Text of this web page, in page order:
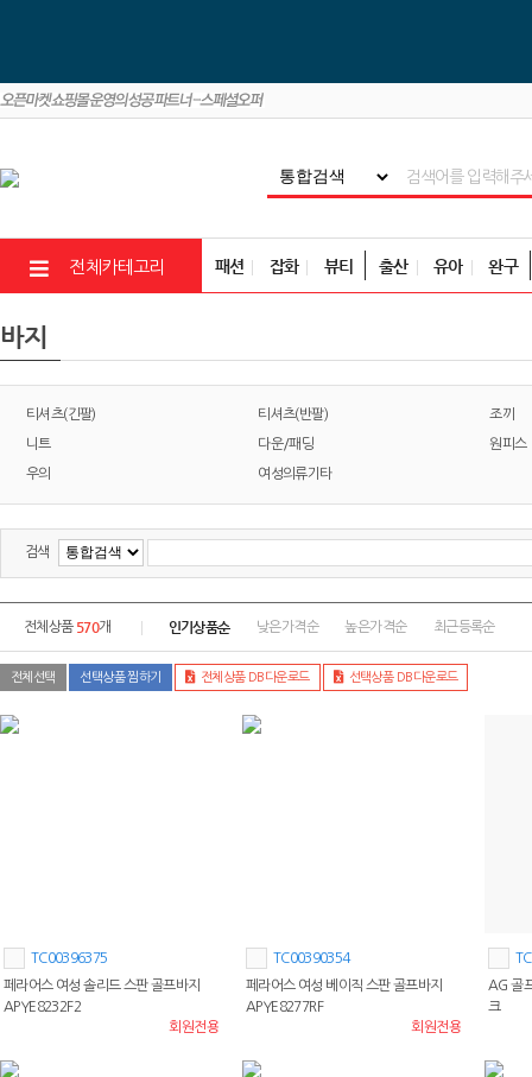
전체카테고리 패션 잡화 뷰티 출산 유아 완구
바지
티셔츠(긴팔) 티셔츠(반팔) 조끼
니트 다운/패딩 원피스
우의 여성의류기타
검색
전체상품 570개 인기상품순 낮은가격순 높은가격순 최근등록순
전체선택 선택상품 찜하기 전체상품 DB다운로드 선택상품 DB다운로드
TC00396375
페라어스 여성 솔리드 스판 골프바지
APYE8232F2
회원전용
TC00390354
페라어스 여성 베이직 스판 골프바지
APYE8277RF
회원전용
AG 골
크